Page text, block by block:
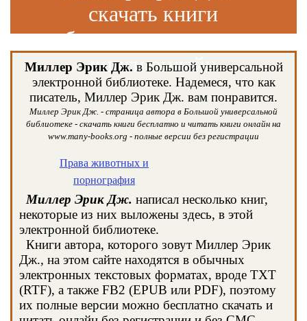
скачать книги
бесплатно и читать
книги онлайн
Миллер Эрик Дж. в Большой универсальной
электронной библиотеке. Надемеся, что как
писатель, Миллер Эрик Дж. вам понравится.
Миллер Эрик Дж. - страница автора в Большой универсальной
библиотеке - скачать книги бесплатно и читать книги онлайн на
www.many-books.org - полные версии без регистрации
Права животных и
порнография
Миллер Эрик Дж. написал несколько книг,
некоторые из них выложены здесь, в этой
электронной библиотеке.
Книги автора, которого зовут Миллер Эрик
Дж., на этом сайте находятся в обычных
электронных текстовых форматах, вроде TXT
(RTF), а также FB2 (EPUB или PDF), поэтому
их полные версии можно бесплатно скачать и